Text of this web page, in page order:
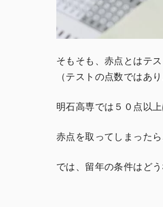
そもそも、赤点とはテ
（テストの点数ではあり
明石高専では５０点以
赤点を取ってしまった
では、留年の条件はど